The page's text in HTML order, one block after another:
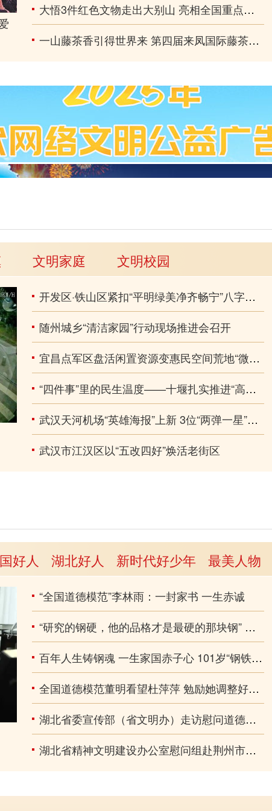
大悟3件红色文物走出大别山 亮相全国重点长征主题联展
一山藤茶香引得世界来 第四届来凤国际藤茶大会举行
文明家庭 文明校园
开发区·铁山区紧扣“平明绿美净齐畅宁”八字标准以精细之功绣城市之美
随州城乡“清洁家园”行动现场推进会召开
宜昌点军区盘活闲置资源变惠民空间荒地“微改造” 破解停车难
“四件事”里的民生温度——十堰扎实推进“高效办成一件事”改革
武汉天河机场“英雄海报”上新 3位“两弹一星”元勋、8位“七一勋章”获得者亮相航站楼
武汉市江汉区以“五改四好”焕活老街区
好人 湖北好人 新时代好少年 最美人物
“全国道德模范”李林雨：一封家书 一生赤诚
“研究的钢硬，他的品格才是最硬的那块钢” 大先生崔崑勤奋报国感染青年学子
百年人生铸钢魂 一生家国赤子心 101岁“钢铁院士”崔崑逝世
全国道德模范董明看望杜萍萍 勉励她调整好心态 早日回归岗位
湖北省委宣传部（省文明办）走访慰问道德模范、身边好人
湖北省精神文明建设办公室慰问组赴荆州市公安县走访慰问省道德模范